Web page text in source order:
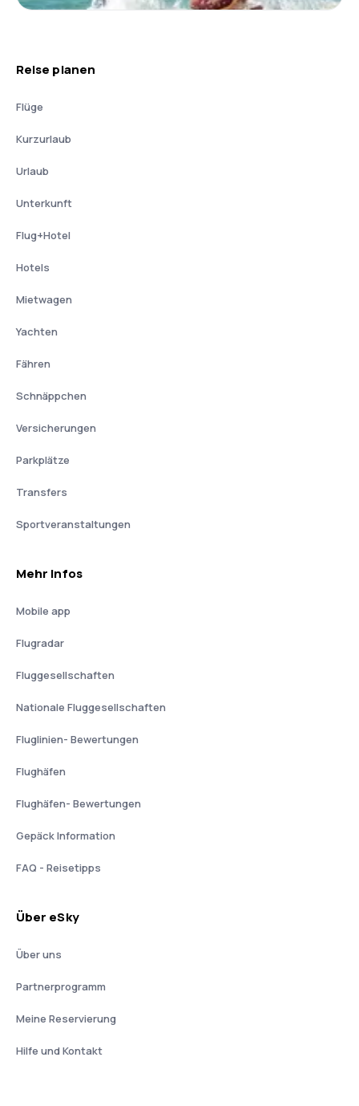
Reise planen
Flüge
Kurzurlaub
Urlaub
Unterkunft
Flug+Hotel
Hotels
Mietwagen
Yachten
Fähren
Schnäppchen
Versicherungen
Parkplätze
Transfers
Sportveranstaltungen
Mehr Infos
Mobile app
Flugradar
Fluggesellschaften
Nationale Fluggesellschaften
Fluglinien- Bewertungen
Flughäfen
Flughäfen- Bewertungen
Gepäck Information
FAQ - Reisetipps
Über eSky
Über uns
Partnerprogramm
Meine Reservierung
Hilfe und Kontakt